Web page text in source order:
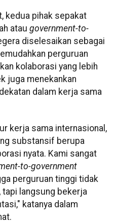
kedua pihak sepakat
atau government-to-
diselesaikan sebagai
perguruan
kolaborasi yang lebih
juga menekankan
dalam kerja sama
kerja sama internasional,
substansif berupa
nyata. Kami sangat
to-government
perguruan tinggi tidak
tapi langsung bekerja
katanya dalam